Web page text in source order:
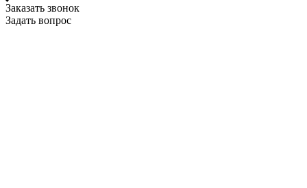
Заказать звонок
Задать вопрос